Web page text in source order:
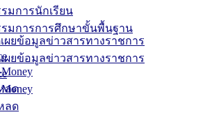
มการนักเรียน
มการการศึกษาขั้นพื้นฐาน
เผยข้อมูลข่าวสารทางราชการ
ลด
ผยข้อมูลข่าวสารทางราชการ
ลด